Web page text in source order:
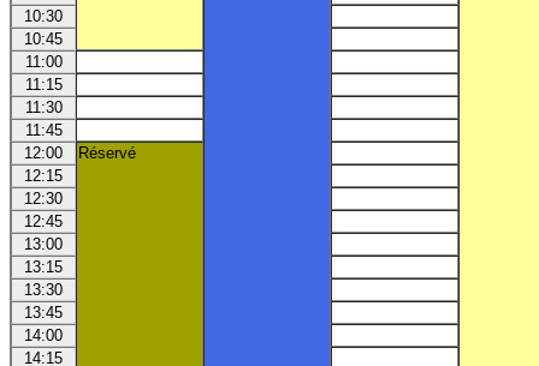
10:30
10:45
11:00
11:15
11:30
11:45
12:00
Réservé
12:15
12:30
12:45
13:00
13:15
13:30
13:45
14:00
14:15